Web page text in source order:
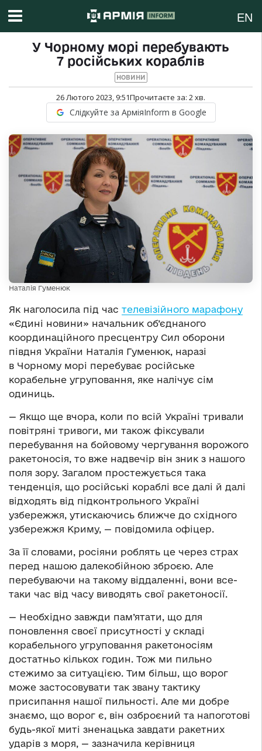
EN
У Чорному морі перебувають
7 російських кораблів
НОВИНИ
26 Лютого 2023, 9:51Прочитаєте за: 2хв.
Слідкуйте за АрміяInform в Google
Наталія Гуменюк
Як наголосила під час телевізійного марафону
«Єдині новини» начальник об’єднаного
координаційного пресцентру Сил оборони
півдня України Наталія Гуменюк, наразі
в Чорному морі перебуває російське
корабельне угруповання, яке налічує сім
одиниць.
— Якщо ще вчора, коли по всій Україні тривали
повітряні тривоги, ми також фіксували
перебування на бойовому чергування ворожого
ракетоносія, то вже надвечір він зник з нашого
поля зору. Загалом простежується така
тенденція, що російські кораблі все далі й далі
відходять від підконтрольного Україні
узбережжя, утискаючись ближче до східного
узбережжя Криму, — повідомила офіцер.
За її словами, росіяни роблять це через страх
перед нашою далекобійною зброєю. Але
перебуваючи на такому віддаленні, вони все-
таки час від часу виводять свої ракетоносії.
— Необхідно завжди пам’ятати, що для
поновлення своєї присутності у складі
корабельного угруповання ракетоносіям
достатньо кількох годин. Тож ми пильно
стежимо за ситуацією. Тим більш, що ворог
може застосовувати так звану тактику
присипання нашої пильності. Але ми добре
знаємо, що ворог є, він озброєний та напоготові
будь-якої миті зненацька завдати ракетних
ударів з моря, — зазначила керівниця